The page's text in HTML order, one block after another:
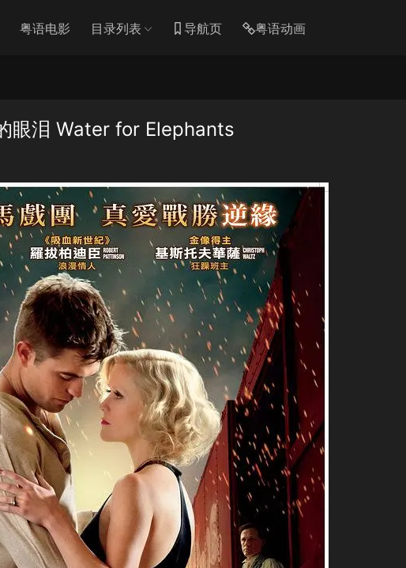
粤语电影 目录列表 导航页 粤语动画
眼泪 Water for Elephants